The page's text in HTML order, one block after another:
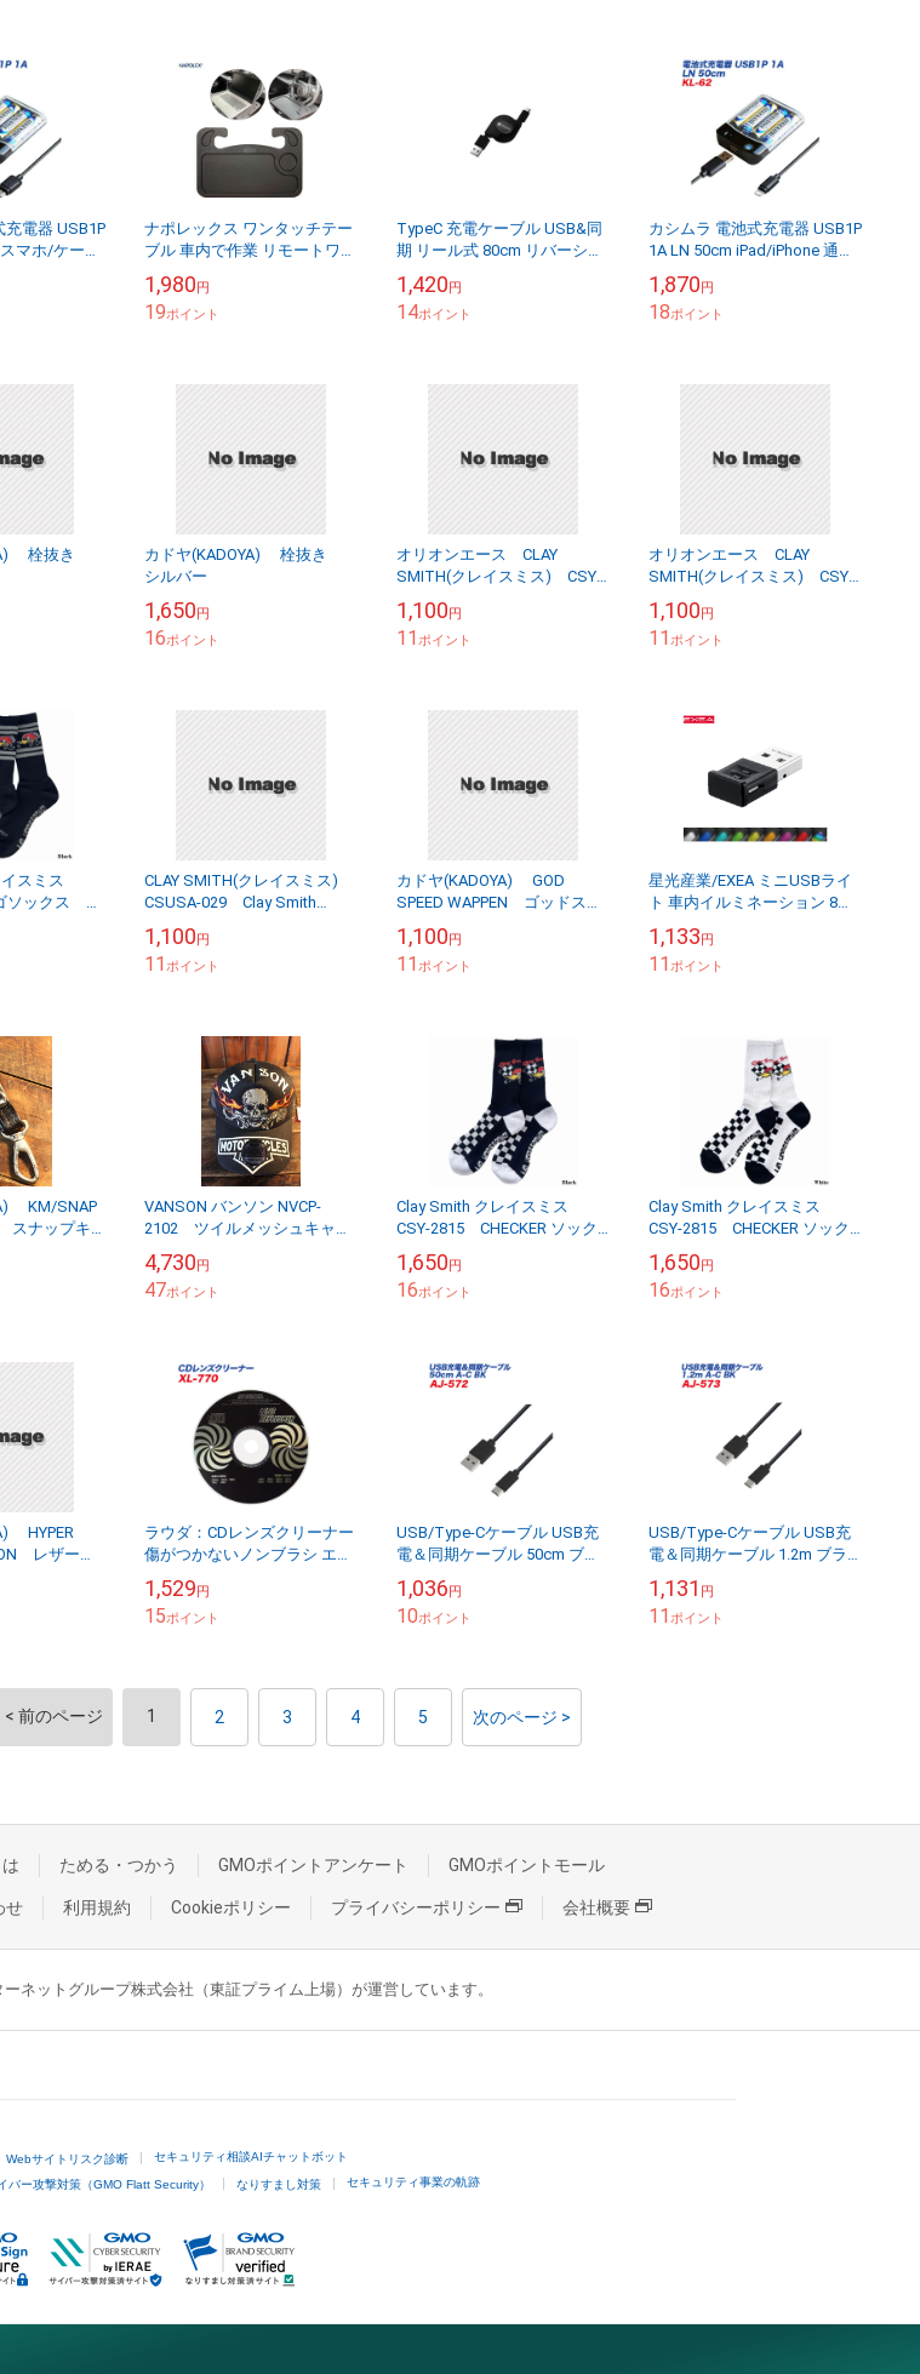
電器 USB1P
マホ/ケータ
ナポレックス ワンタッチテー
ブル 車内で作業 リモートワー
～40cm対応 運転席専用 食事
にも F...
1,980円
19ポイント
TypeC 充電ケーブル USB&同
期 リール式 80cm リバーシブ
シムラ AJ-517
1,420円
14ポイント
カシムラ 電池式充電器 USB1P
1A LN 50cm iPad/iPhone 通電
1,870円
18ポイント
栓抜き
カドヤ(KADOYA) 栓抜き
シルバー
1,650円
16ポイント
オリオンエース CLAY
SMITH(クレイスミス) CSY-
1,100円
11ポイント
オリオンエース CLAY
SMITH(クレイスミス) CSY-
1,100円
11ポイント
イスミス
ソックス 靴
CLAY SMITH(クレイスミス)
CSUSA-029 Clay Smith
1,100円
11ポイント
カドヤ(KADOYA) GOD
SPEED WAPPEN ゴッドスピ
1,100円
11ポイント
星光産業/EXEA ミニUSBライ
ト 車内イルミネーション 8色
るさ調整可能 間接照明 コンソ
ー...
1,133円
11ポイント
KM/SNAP
スナップキ
VANSON バンソン NVCP-
2102 ツイルメッシュキャッ
4,730円
47ポイント
Clay Smith クレイスミス
CSY-2815 CHECKER ソック
ク
1,650円
16ポイント
Clay Smith クレイスミス
CSY-2815 CHECKER ソック
ト
1,650円
16ポイント
HYPER
レザーロ
ラウダ：CDレンズクリーナー
傷がつかないノンブラシ エア
1,529円
15ポイント
USB/Type-Cケーブル USB充
電＆同期ケーブル 50cm ブラ
ムラ AJ-572
1,036円
10ポイント
USB/Type-Cケーブル USB充
電＆同期ケーブル 1.2m ブラ
ムラ AJ-573
1,131 円
11ポイント
< 前のページ 1 2 3 4 5 次のページ >
ためる・つかう GMOポイントアンケート GMOポイントモール
せ 利用規約 Cookieポリシー プライバシーポリシー 会社概要
ーネットグループ株式会社（東証プライム上場）が運営しています。
Webサイトリスク診断 セキュリティ相談AIチャットボット
バー攻撃対策（GMO Flatt Security） なりすまし対策 セキュリティ事業の軌跡